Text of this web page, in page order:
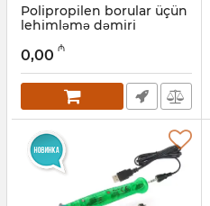
Polipropilen borular üçün
lehimləmə dəmiri
P40T Set 36051
Artikul: 044001027
0,00 ₼